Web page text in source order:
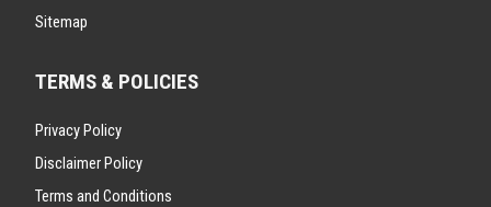
Sitemap
TERMS & POLICIES
Privacy Policy
Disclaimer Policy
Terms and Conditions